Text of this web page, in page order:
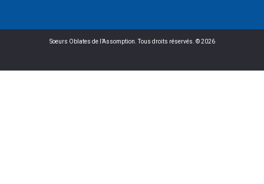
Soeurs Oblates de l’Assomption. Tous droits réservés. © 2026